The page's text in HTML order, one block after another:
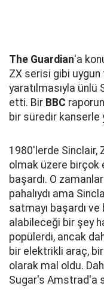
The Guardian'a
ZX serisi gibi uygun
yaratılmasıyla ünlü
etti. Bir BBC
bir süredir kanserle
1980'lerde Sinclair,
olmak üzere birçok
başardı. O
pahalıydı ama
satmayı başardı ve
alabileceği bir şey
popülerdi, ancak
bir elektrikli araç,
olarak mal oldu.
Sugar's Amstrad'a